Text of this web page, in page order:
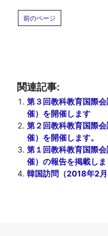
前のページ
関連記事:
第３回教科教育国際
催）を開催します
第２回教科教育国際
催）を開催します。
第１回教科教育国際
催）の報告を掲載しま
韓国訪問（2018年2月